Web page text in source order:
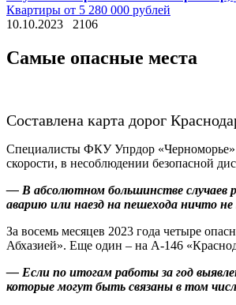
Квартиры от 5 280 000 рублей
10.10.2023
2106
Самые опасные места
Составлена карта дорог
Специалисты ФКУ Упрдор «Черноморье»
скорости, в несоблюдении безопасной
— В абсолютном большинстве случаев
аварию или наезд на пешехода ничто
За восемь месяцев 2023 года четыре
Абхазией». Еще один – на А-146
— Если по итогам работы за год
которые могут быть связаны в том